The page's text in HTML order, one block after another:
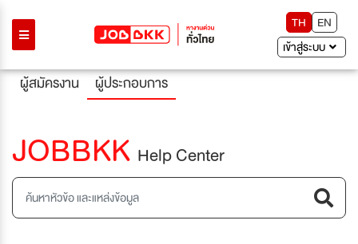
TH
EN
เข้าสู่ระบบ
ผู้สมัครงาน ผู้ประกอบการ
JOBBKK Help Center